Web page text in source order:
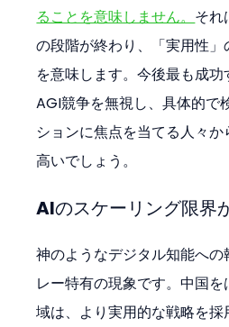
ることを意味しません。 それ
の段階が終わり、「実用性」
を意味します。今後最も成功
AGI競争を無視し、具体的で
ションに焦点を当てる人々
高いでしょう。
AIのスケーリング限界
神のようなデジタル知能へ
レー特有の現象です。中国
域は、より実用的な戦略を